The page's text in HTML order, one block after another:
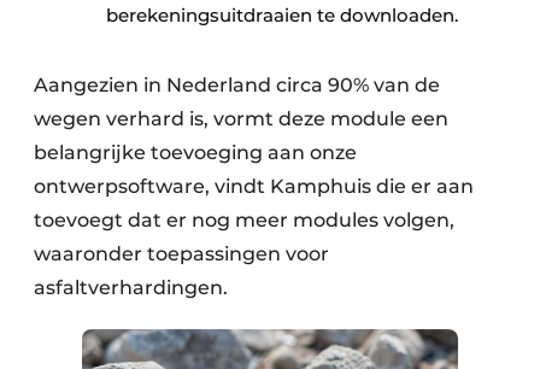
berekeningsuitdraaien te downloaden.
Aangezien in Nederland circa 90% van de
wegen verhard is, vormt deze module een
belangrijke toevoeging aan onze
ontwerpsoftware, vindt Kamphuis die er aan
toevoegt dat er nog meer modules volgen,
waaronder toepassingen voor
asfaltverhardingen.